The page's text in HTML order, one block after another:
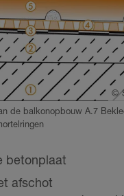
©
de balkonopbouw A.7
betonplaat
afschot